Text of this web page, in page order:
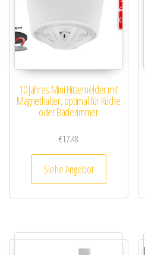
10 Jahres Mini Hitzemelder mit
Magnethalter, optimal für Küche
oder Badezimmer
€17.48
Siehe Angebot